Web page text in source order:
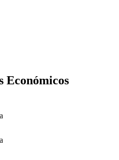
Económicos